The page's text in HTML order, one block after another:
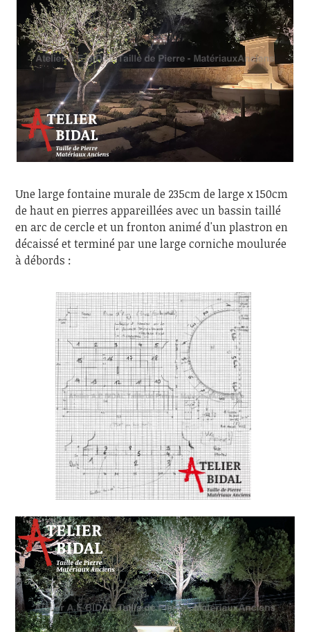
Une large fontaine murale de 235cm de large x 150cm
de haut en pierres appareillées avec un bassin taillé
en arc de cercle et un fronton animé d'un plastron en
décaissé et terminé par une large corniche moulurée
à débords :